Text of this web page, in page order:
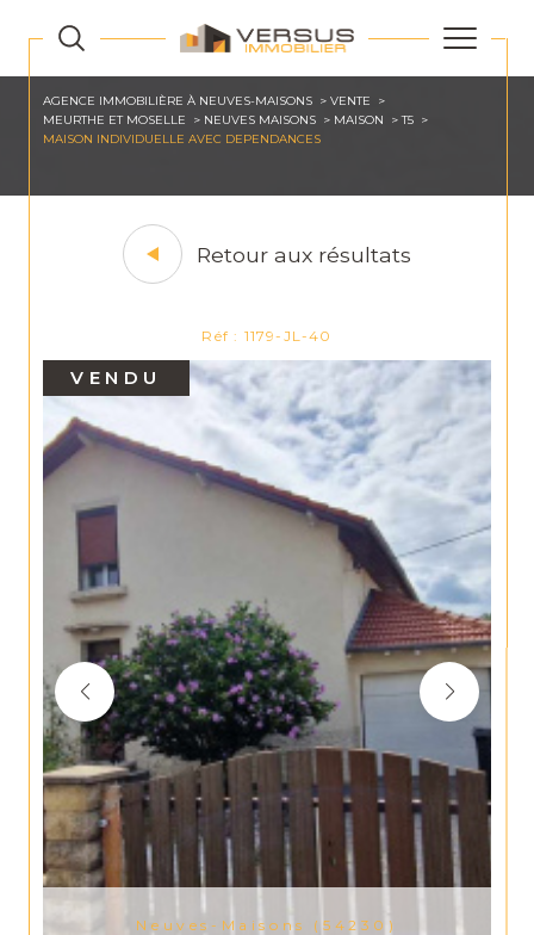
AGENCE IMMOBILIÈRE À NEUVES-MAISONS
VENTE
MEURTHE ET MOSELLE
NEUVES MAISONS MAISON
T5
MAISON INDIVIDUELLE AVEC DEPENDANCES
Retour aux résultats
Réf : 1179-JL-40
VENDU
Neuves-Maisons (54230)